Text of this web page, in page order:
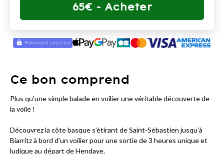
65€ - Acheter
Ce bon comprend
Plus qu'une simple balade en voilier une véritable découverte de
la voile !
Découvrez la côte basque s’étirant de Saint-Sébastien jusqu’à
Biarritz à bord d’un voilier pour une sortie de 3 heures unique et
ludique au départ de Hendaye.